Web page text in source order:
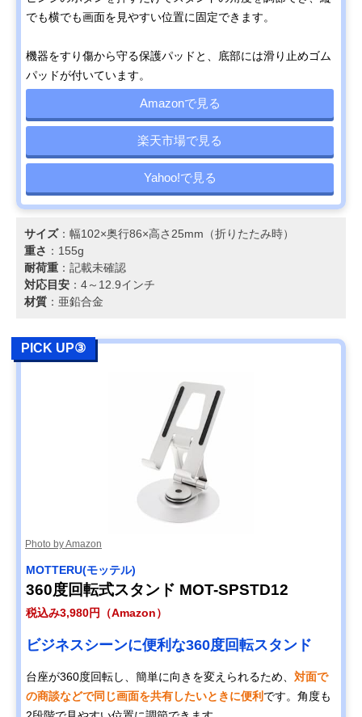
でも横でも画面を見やすい位置に固定できます。
機器をすり傷から守る保護パッドと、底部には滑り止めゴム
パッドが付いています。
Amazonで見る
楽天市場で見る
Yahoo!で見る
サイズ：幅102×奥行86×高さ25mm（折りたたみ時）
重さ ：155g
耐荷重 ：記載未確認
対応目安 ：4～12.9インチ
材質 ：亜鉛合金
PICK UP③
Photo by Amazon
MOTTERU(モッテル)
360度回転式スタンド MOT-SPSTD12
税込み3,980円（Amazon）
ビジネスシーンに便利な360度回転スタンド
台座が360度回転し、簡単に向きを変えられるため、 対面で
の商談などで同じ画面を共有したいときに便利 です。角度も